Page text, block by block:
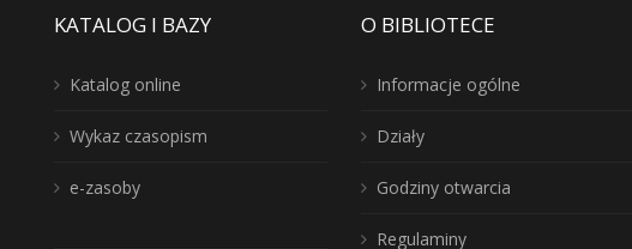
KATALOG I BAZY
Katalog online
Wykaz czasopism
e-zasoby
O BIBLIOTECE
Informacje ogólne
Działy
Godziny otwarcia
Regulaminy